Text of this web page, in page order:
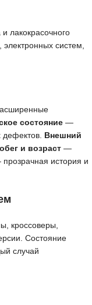
лакокрасочного
систем,
состояние —
дефектов. Внешний
и возраст —
история и
кроссоверы,
Состояние
случай